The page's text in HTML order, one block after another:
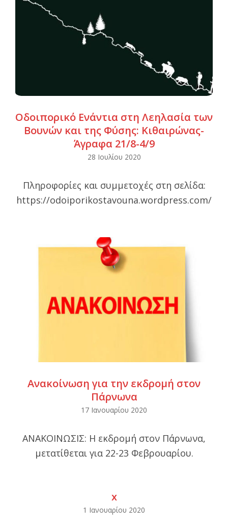
Οδοιπορικό Ενάντια στη Λεηλασία των
Βουνών και της Φύσης: Κιθαιρώνας-
Άγραφα 21/8-4/9
28
28 Ιουλίου 2020
Πληροφορίες και συμμετοχές στη σελίδα:
https://odoiporikostavouna.wordpress.com/
Ανακοίνωση για την εκδρομή στον
Πάρνωνα
17
17 Ιανουαρίου 2020
ΑΝΑΚΟΙΝΩΣΙΣ: Η εκδρομή στον Πάρνωνα,
μετατίθεται για 22-23 Φεβρουαρίου.
x
1 Ιανουαρίου 2020